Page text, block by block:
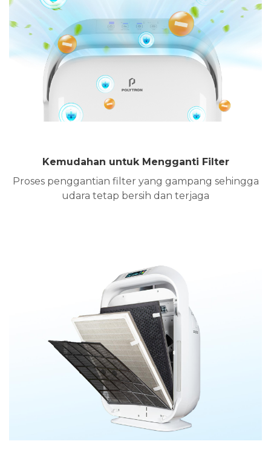
Kemudahan untuk Mengganti Filter
Proses penggantian filter yang gampang sehingga
udara tetap bersih dan terjaga